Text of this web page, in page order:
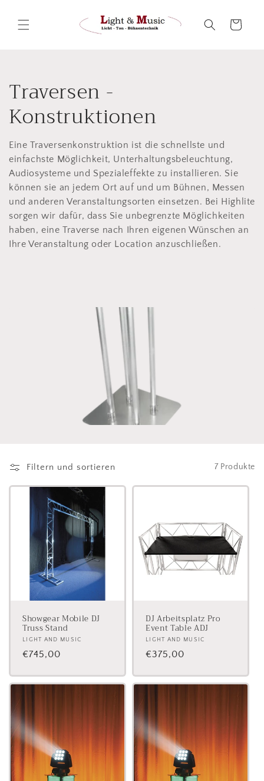
Inhalt
Warenkorb
K
a
t
e
g
o
r
Traversen -
Konstruktionen
Eine Traversenkonstruktion ist die schnellste und
einfachste Möglichkeit, Unterhaltungsbeleuchtung,
Audiosysteme und Spezialeffekte zu installieren. Sie
können sie an jedem Ort auf und um Bühnen, Messen
und anderen Veranstaltungsorten einsetzen. Bei Highlite
sorgen wir dafür, dass Sie unbegrenzte Möglichkeiten
haben, eine Traverse nach Ihren eigenen Wünschen an
Ihre Veranstaltung oder Location anzuschließen.
Filtern und sortieren 7 Produkte
Showgear Mobile DJ
Truss Stand
Anbieter:
LIGHT AND MUSIC
Normaler
€745,00
DJ Arbeitsplatz Pro
Event Table ADJ
Anbieter:
LIGHT AND MUSIC
Normaler
€375,00